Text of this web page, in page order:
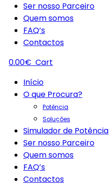
Ser nosso Parceiro
Quem somos
FAQ’s
Contactos
0.00€ Cart
Início
O que Procura?
Potência
Soluções
Simulador de Potência
Ser nosso Parceiro
Quem somos
FAQ’s
Contactos